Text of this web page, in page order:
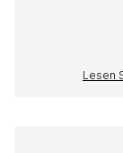
Lesen